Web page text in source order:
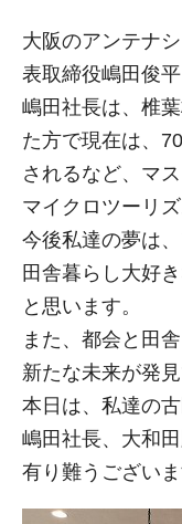
大阪のアンテナ
表取締役嶋田俊
嶋田社長は、椎
た方で現在は、
されるなど、マ
マイクロツーリ
今後私達の夢は
田舎暮らし大好
と思います。
また、都会と田
新たな未来が発
本日は、私達の
嶋田社長、大和
有り難うございま